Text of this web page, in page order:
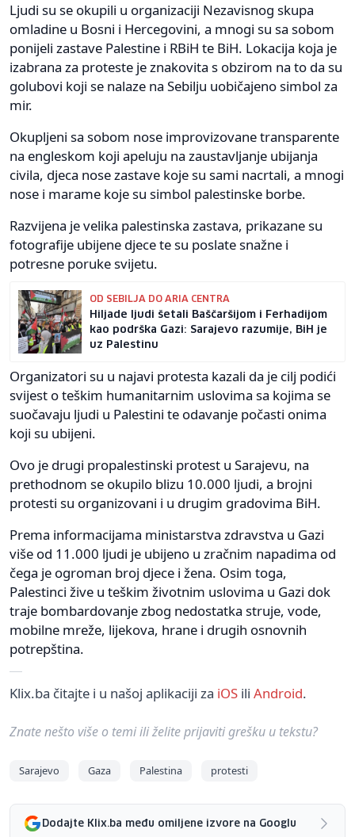
Ljudi su se okupili u organizaciji Nezavisnog skupa
omladine u Bosni i Hercegovini, a mnogi su sa sobom
ponijeli zastave Palestine i RBiH te BiH. Lokacija koja je
izabrana za proteste je znakovita s obzirom na to da su
golubovi koji se nalaze na Sebilju uobičajeno simbol za
mir.
Okupljeni sa sobom nose improvizovane transparente
na engleskom koji apeluju na zaustavljanje ubijanja
civila, djeca nose zastave koje su sami nacrtali, a mnogi
nose i marame koje su simbol palestinske borbe.
Razvijena je velika palestinska zastava, prikazane su
fotografije ubijene djece te su poslate snažne i
potresne poruke svijetu.
OD SEBILJA DO ARIA CENTRA
Hiljade ljudi šetali Baščaršijom i Ferhadijom
kao podrška Gazi: Sarajevo razumije, BiH je
uz Palestinu
Organizatori su u najavi protesta kazali da je cilj podići
svijest o teškim humanitarnim uslovima sa kojima se
suočavaju ljudi u Palestini te odavanje počasti onima
koji su ubijeni.
Ovo je drugi propalestinski protest u Sarajevu, na
prethodnom se okupilo blizu 10.000 ljudi, a brojni
protesti su organizovani i u drugim gradovima BiH.
Prema informacijama ministarstva zdravstva u Gazi
više od 11.000 ljudi je ubijeno u zračnim napadima od
čega je ogroman broj djece i žena. Osim toga,
Palestinci žive u teškim životnim uslovima u Gazi dok
traje bombardovanje zbog nedostatka struje, vode,
mobilne mreže, lijekova, hrane i drugih osnovnih
potrepština.
Klix.ba čitajte i u našoj aplikaciji za iOS ili Android.
Znate nešto više o temi ili želite prijaviti grešku u tekstu?
Sarajevo Gaza Palestina protesti
Dodajte Klix.ba među omiljene izvore na Googlu